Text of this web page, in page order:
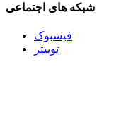
شبکه های اجتماعی
فیسبوک
توییتر